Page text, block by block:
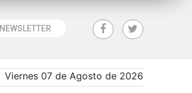
NEWSLETTER
Viernes 07 de Agosto de 2026